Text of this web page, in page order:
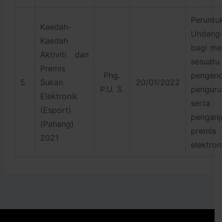
5
Kaedah-
Kaedah
Aktiviti dan
Premis
Sukan
Elektronik
(Esport)
(Pahang)
2021
Phg.
P.U. 3.
20/01/2022
bagi
serta